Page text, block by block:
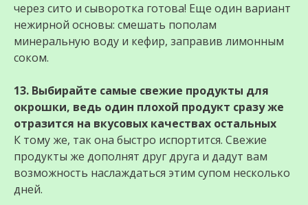
через сито и сыворотка готова! Еще один вариант
нежирной основы: смешать пополам
минеральную воду и кефир, заправив лимонным
соком.
13. Выбирайте самые свежие продукты для
окрошки, ведь один плохой продукт сразу же
отразится на вкусовых качествах остальных
К тому же, так она быстро испортится. Свежие
продукты же дополнят друг друга и дадут вам
возможность наслаждаться этим супом несколько
дней.